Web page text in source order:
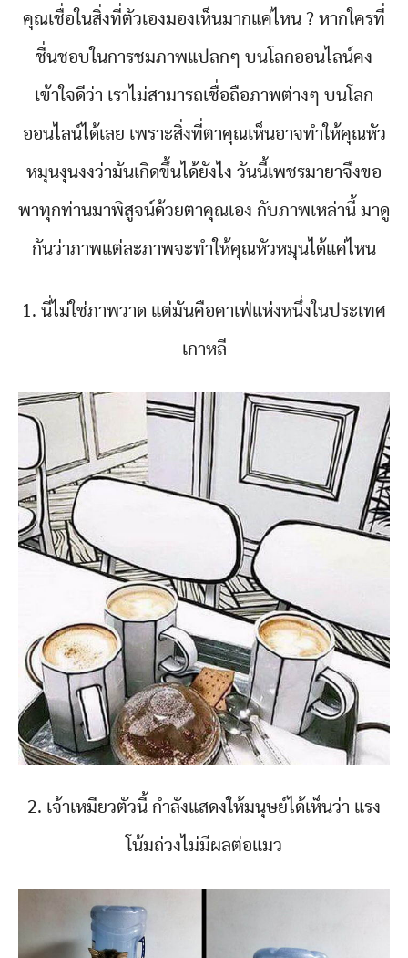
คุณเชื่อในสิ่งที่ตัวเองมองเห็นมากแค่ไหน ? หากใครที่
ชื่นชอบในการชมภาพแปลกๆ บนโลกออนไลน์คง
เข้าใจดีว่า เราไม่สามารถเชื่อถือภาพต่างๆ บนโลก
ออนไลน์ได้เลย เพราะสิ่งที่ตาคุณเห็นอาจทำให้คุณหัว
หมุนงุนงงว่ามันเกิดขึ้นได้ยังไง วันนี้เพชรมายาจึงขอ
พาทุกท่านมาพิสูจน์ด้วยตาคุณเอง กับภาพเหล่านี้ มาดู
กันว่าภาพแต่ละภาพจะทำให้คุณหัวหมุนได้แค่ไหน
1. นี่ไม่ใช่ภาพวาด แต่มันคือคาเฟ่แห่งหนึ่งในประเทศ
เกาหลี
2. เจ้าเหมียวตัวนี้ กำลังแสดงให้มนุษย์ได้เห็นว่า แรง
โน้มถ่วงไม่มีผลต่อแมว